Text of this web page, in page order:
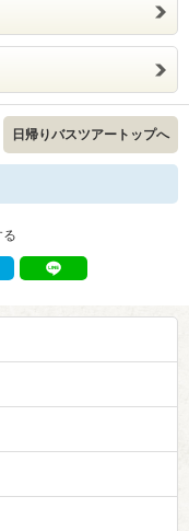
日帰りバスツアートップへ
る